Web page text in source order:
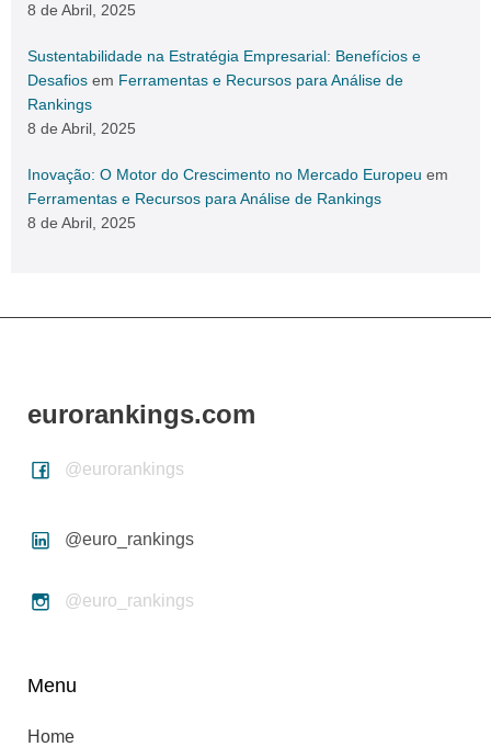
8 de Abril, 2025
Sustentabilidade na Estratégia Empresarial: Benefícios e
Desafios em Ferramentas e Recursos para Análise de
Rankings
8 de Abril, 2025
Inovação: O Motor do Crescimento no Mercado Europeu em
Ferramentas e Recursos para Análise de Rankings
8 de Abril, 2025
eurorankings.com
@eurorankings
@euro_rankings
@euro_rankings
Menu
Home